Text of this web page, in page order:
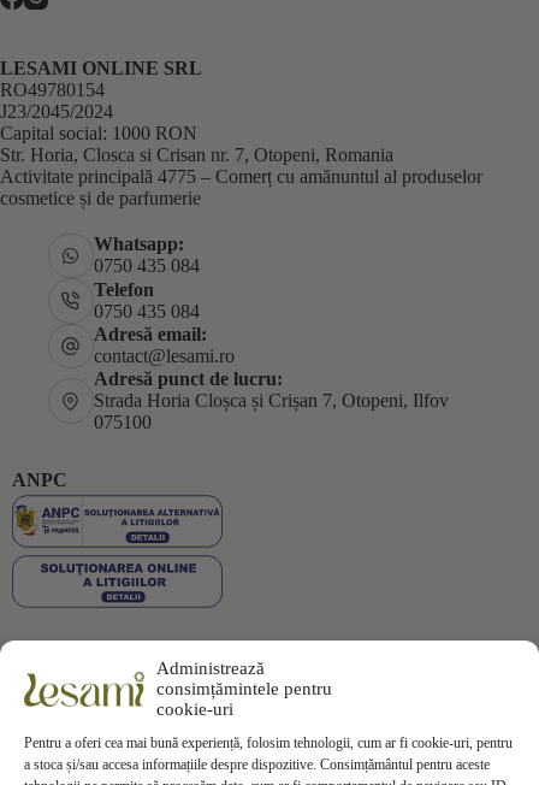
LESAMI ONLINE SRL
RO49780154
J23/2045/2024
Capital social: 1000 RON
Str. Horia, Closca si Crisan nr. 7, Otopeni, Romania
Activitate principală 4775 – Comerț cu amănuntul al produselor
cosmetice și de parfumerie
Whatsapp:
0750 435 084
Telefon
0750 435 084
Adresă email:
contact@lesami.ro
Adresă punct de lucru:
Strada Horia Cloșca și Crișan 7, Otopeni, Ilfov
075100
ANPC
Plata securizată
Administrează
consimțămintele pentru
cookie-uri
Pentru a oferi cea mai bună experiență, folosim tehnologii, cum ar fi cookie-uri, pentru
a stoca și/sau accesa informațiile despre dispozitive. Consimțământul pentru aceste